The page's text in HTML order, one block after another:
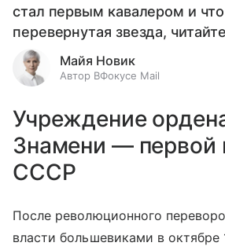
стал первым кавалером и что
перевернутая звезда,
Майя Новик
Автор ВФокусе Mail
Учреждение
Знамени — первой
СССР
После революционного
власти большевиками в октябре